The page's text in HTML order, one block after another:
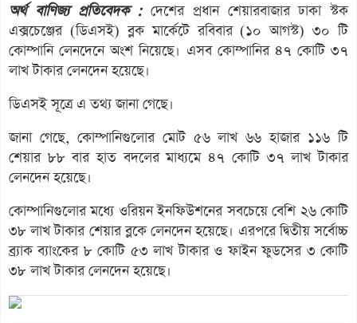
অর্থ বাণিজ্য প্রতিবেদক :দেশের প্রধান শেয়ারবাজার ঢাকা স্টক
এক্সচেঞ্জের (ডিএসই) ব্লক মার্কেটে রবিবার (১০ আগস্ট) ৩০ টি
কোম্পানি লেনদেনে অংশ নিয়েছে। এসব কোম্পানির ৪৭ কোটি ৩৭
লাখ টাকার লেনদেন হয়েছে।
ডিএসই সূত্রে এ তথ্য জানা গেছে।
জানা গেছে, কোম্পানিগুলোর মোট ৫৬ লাখ ৬৬ হাজার ১১৬ টি
শেয়ার ৮৮ বার হাত বদলের মাধ্যমে ৪৭ কোটি ৩৭ লাখ টাকার
লেনদেন হয়েছে।
কোম্পানিগুলোর মধ্যে ওরিয়ন ইনফিউশনের সবচেয়ে বেশি ২৬ কোটি
৩৮ লাখ টাকার শেয়ার ব্লকে লেনদেন হয়েছে। এরপরে দ্বিতীয় সর্বোচ্চ
ব্র্যাক ব্যাংকের ৮ কোটি ৫৩ লাখ টাকার ও ফাইন ফুডসের ৩ কোটি
৩৮ লাখ টাকার লেনদেন হয়েছে।